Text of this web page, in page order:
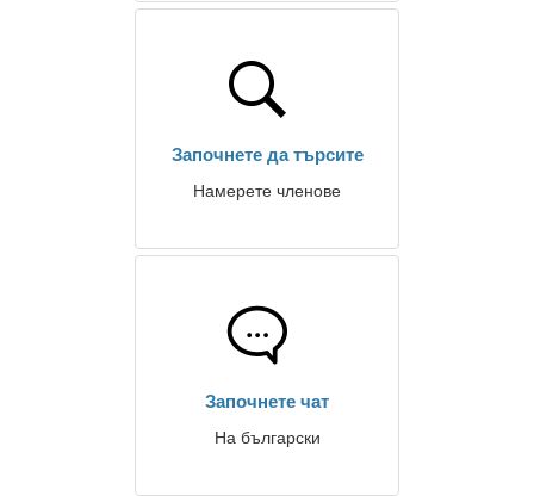
Започнете да търсите
Намерете членове
Започнете чат
На български